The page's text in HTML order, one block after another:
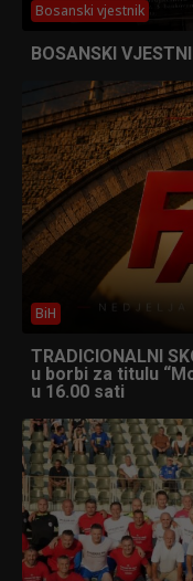
Bosanski vjestnik
BOSANSKI
BiH
TRADICIONALNI
u borbi za titulu
u 16.00 sati